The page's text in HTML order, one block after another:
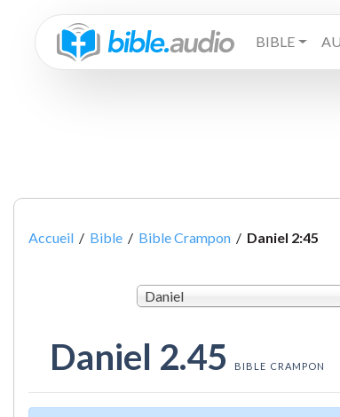
BIBLE
Accueil / Bible / Bible Crampon / Daniel 2:45
Daniel
Daniel 2.45 BIBLE CRAMPON